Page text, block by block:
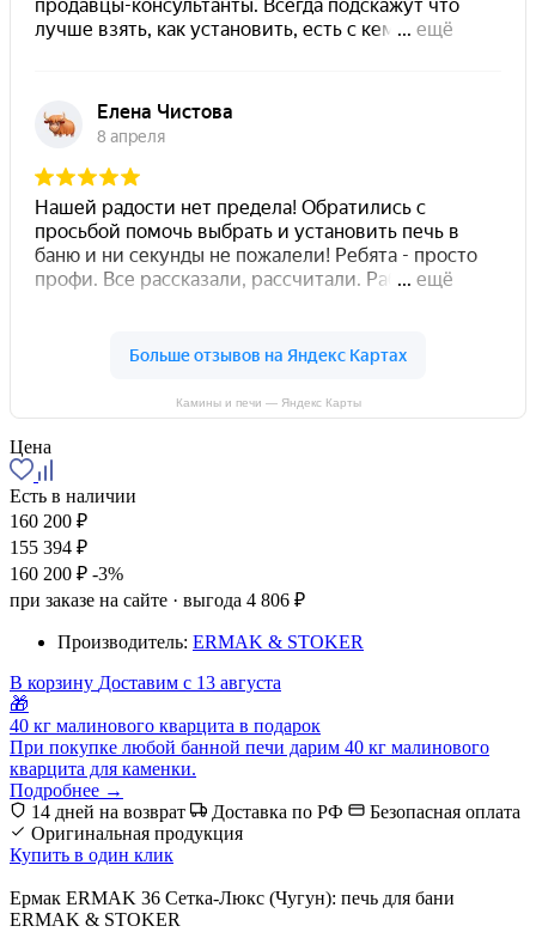
Камины и печи — Яндекс Карты
Цена
Есть в наличии
160 200 ₽
155 394 ₽
160 200 ₽ -3%
при заказе на сайте · выгода 4 806 ₽
Производитель: ERMAK & STOKER
В корзину Доставим с 13 августа
🎁
40 кг малинового кварцита в подарок
При покупке любой банной печи дарим 40 кг малинового
кварцита для каменки.
Подробнее →
14 дней на возврат
Доставка по РФ
Безопасная оплата
Оригинальная продукция
Купить в один клик
Ермак ERMAK 36 Сетка-Люкс (Чугун): печь для бани
ERMAK & STOKER